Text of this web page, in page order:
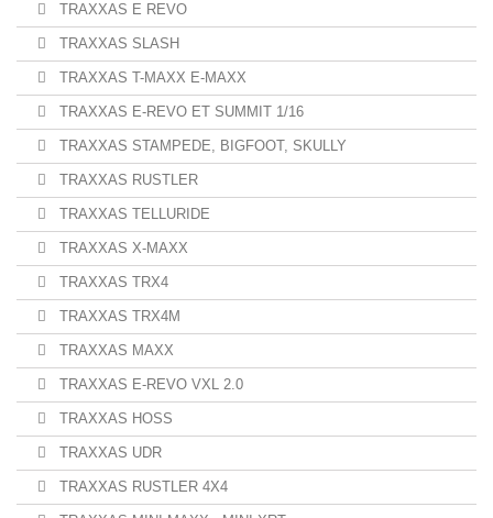
TRAXXAS E REVO
TRAXXAS SLASH
TRAXXAS T-MAXX E-MAXX
TRAXXAS E-REVO ET SUMMIT 1/16
TRAXXAS STAMPEDE, BIGFOOT, SKULLY
TRAXXAS RUSTLER
TRAXXAS TELLURIDE
TRAXXAS X-MAXX
TRAXXAS TRX4
TRAXXAS TRX4M
TRAXXAS MAXX
TRAXXAS E-REVO VXL 2.0
TRAXXAS HOSS
TRAXXAS UDR
TRAXXAS RUSTLER 4X4